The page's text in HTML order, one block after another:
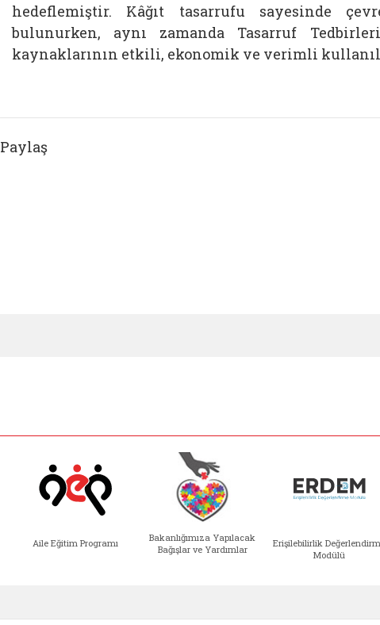
hedeflemiştir. Kâğıt tasarrufu sayesinde
bulunurken, aynı zamanda Tasarruf
kaynaklarının etkili, ekonomik ve verimli
Paylaş
Aile Eğitim Programı
Bakanlığımıza Yapılacak
Bağışlar ve Yardımlar
Erişilebilirlik
Modülü